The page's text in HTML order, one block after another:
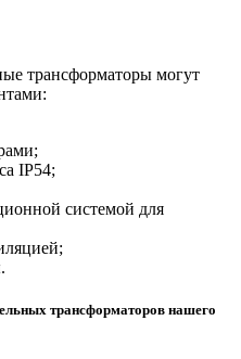
трансформаторы могут
IP54;
системой для
трансформаторов нашего